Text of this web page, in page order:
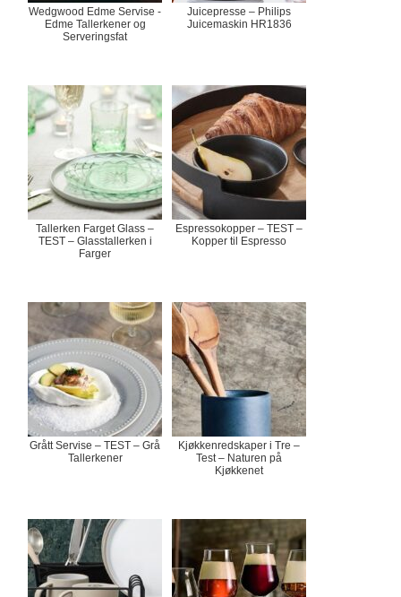
Wedgwood Edme Servise -
Edme Tallerkener og
Serveringsfat
Juicepresse – Philips
Juicemaskin HR1836
Tallerken Farget Glass –
TEST – Glasstallerken i
Farger
Espressokopper – TEST –
Kopper til Espresso
Grått Servise – TEST – Grå
Tallerkener
Kjøkkenredskaper i Tre –
Test – Naturen på
Kjøkkenet